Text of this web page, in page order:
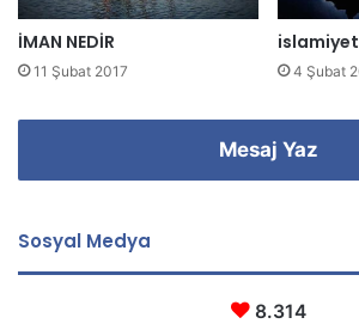
İMAN NEDİR
11 Şubat 2017 4 Şubat
Mesaj Yaz
Sosyal Medya
8.314